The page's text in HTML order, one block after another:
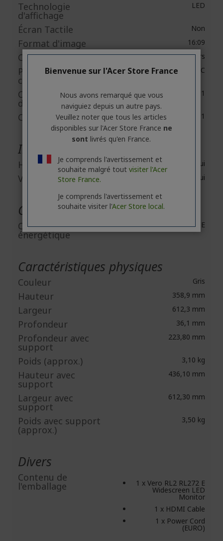
Technologie
d'affichage
LED
Écran Tactile Non
Format d'image 16:09
Couleur compatible 16,7 Millions de Couleurs
Profondeur de
couleur
6-bit+FRC
Contraste
dynamique
100,000,000:1
Contraste natif 1,000:1
Interfaces/Ports
HDMI Oui
VGA Oui
Caractéristiques de l'alimentation
Classe d'efficacité
énergétique
E
Caractéristiques physiques
Couleur Gris
Hauteur 358,9 mm
Largeur 612,3 mm
Profondeur 36,1 mm
Profondeur avec
support
223,80 mm
Poids (approx.) 3,10 kg
Hauteur avec
support
436,10 mm
Largeur avec
support
612,30 mm
Poids avec support
(approx.)
3,50 kg
Divers
Contenu de
l'emballage 1 x Vero RL2 RL272 E
Widescreen LED
Monitor
1 x HDMI Cable
1 x Power Cord
(EURO)
Bienvenue sur l'Acer Store France
Nous avons remarqué que vous
naviguiez depuis un autre pays.
Veuillez noter que tous les articles
disponibles sur l'Acer Store France ne
sont livrés qu'en France.
Je comprends l'avertissement et
souhaite malgré tout visiter l'Acer
Store France.
Je comprends l'avertissement et
souhaite visiter l'Acer Store local.